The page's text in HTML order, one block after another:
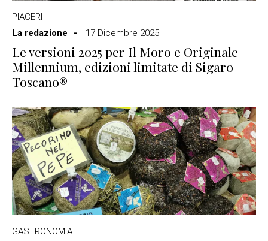
PIACERI
La redazione
17 Dicembre 2025
Le versioni 2025 per Il Moro e Originale
Millennium, edizioni limitate di Sigaro
Toscano®
GASTRONOMIA